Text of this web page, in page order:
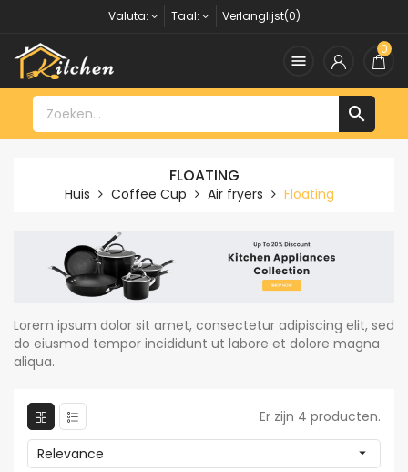
Valuta: Taal: Verlanglijst(0)

0

FLOATING
Huis Coffee Cup Air fryers Floating
Lorem ipsum dolor sit amet, consectetur adipiscing elit, sed
do eiusmod tempor incididunt ut labore et dolore magna
aliqua.
Er zijn 4 producten.
Relevance 